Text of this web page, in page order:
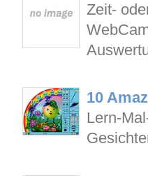
Zeit-
10
Lern-